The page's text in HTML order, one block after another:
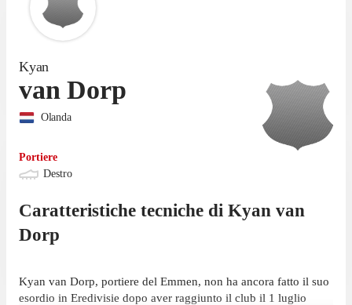
Kyan
van Dorp
Olanda
Portiere
Destro
Caratteristiche tecniche di Kyan van
Dorp
Kyan van Dorp, portiere del Emmen, non ha ancora fatto il suo
esordio in Eredivisie dopo aver raggiunto il club il 1 luglio